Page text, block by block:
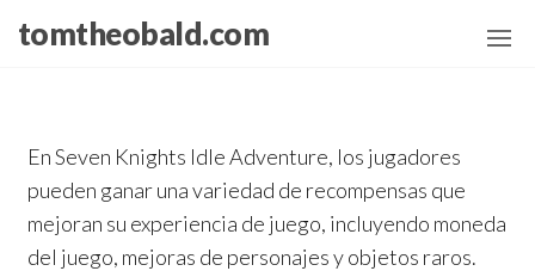
tomtheobald.com
En Seven Knights Idle Adventure, los jugadores
pueden ganar una variedad de recompensas que
mejoran su experiencia de juego, incluyendo moneda
del juego, mejoras de personajes y objetos raros.